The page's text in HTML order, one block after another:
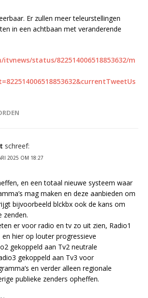
Er zullen meer teleurstellingen
in een achtbaan met veranderende
status/822514006518853632/m
schreef:
2025 OM 18:27
en een totaal nieuwe systeem waar
mag maken en deze aanbieden om
bijvoorbeeld blckbx ook de kans om
zenden.
er voor radio en tv zo uit zien, Radio1
en hier op louter progressieve
gekoppeld aan Tv2 neutrale
gekoppeld aan Tv3 voor
en verder alleen regionale
publieke zenders opheffen.